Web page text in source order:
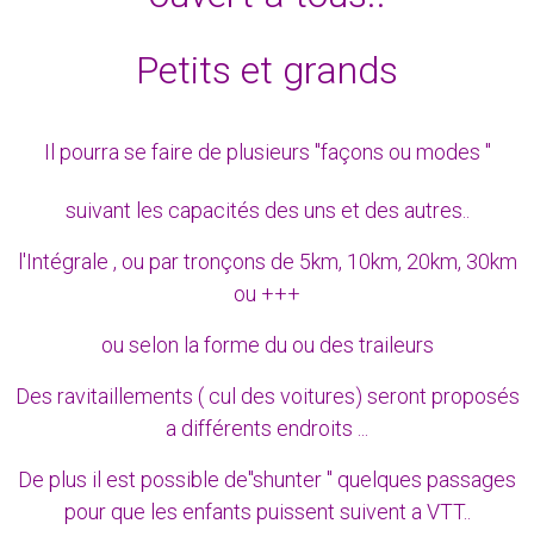
Petits et grands
Il pourra se faire de plusieurs "façons ou modes "
suivant les capacités des uns et des autres..
l'Intégrale , ou par tronçons de 5km, 10km, 20km, 30km
ou +++
ou selon la forme du ou des traileurs
Des ravitaillements ( cul des voitures) seront proposés
a différents endroits ...
De plus il est possible de"shunter " quelques passages
pour que les enfants puissent suivent a VTT..